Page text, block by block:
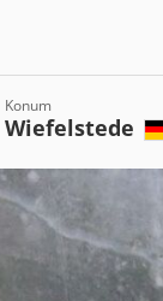
Konum
Wiefelstede